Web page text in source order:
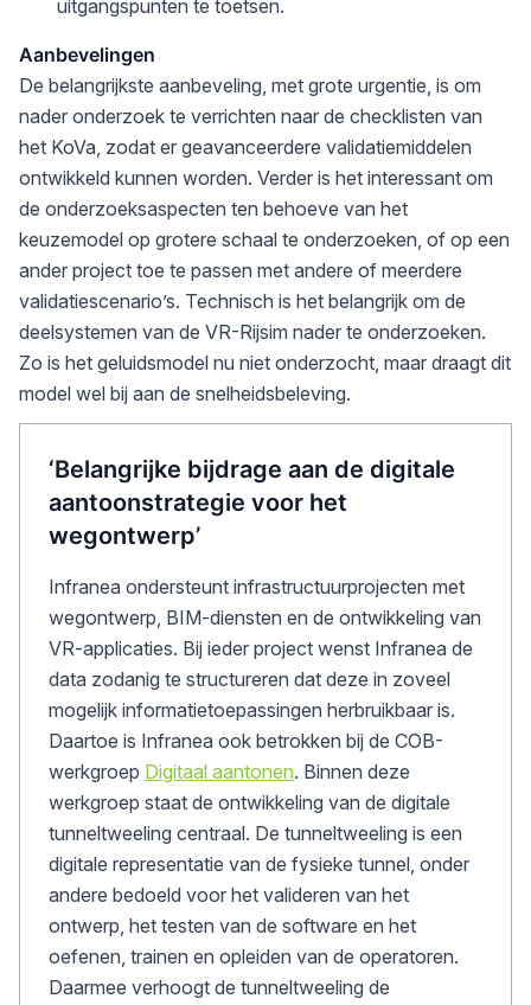
uitgangspunten te toetsen.
Aanbevelingen
De belangrijkste aanbeveling, met grote urgentie, is om
nader onderzoek te verrichten naar de checklisten van
het KoVa, zodat er geavanceerdere validatiemiddelen
ontwikkeld kunnen worden. Verder is het interessant om
de onderzoeksaspecten ten behoeve van het
keuzemodel op grotere schaal te onderzoeken, of op een
ander project toe te passen met andere of meerdere
validatiescenario’s. Technisch is het belangrijk om de
deelsystemen van de VR-Rijsim nader te onderzoeken.
Zo is het geluidsmodel nu niet onderzocht, maar draagt dit
model wel bij aan de snelheidsbeleving.
‘Belangrijke bijdrage aan de digitale
aantoonstrategie voor het
wegontwerp’
Infranea ondersteunt infrastructuurprojecten met
wegontwerp, BIM-diensten en de ontwikkeling van
VR-applicaties. Bij ieder project wenst Infranea de
data zodanig te structureren dat deze in zoveel
mogelijk informatietoepassingen herbruikbaar is.
Daartoe is Infranea ook betrokken bij de COB-
werkgroep Digitaal aantonen. Binnen deze
werkgroep staat de ontwikkeling van de digitale
tunneltweeling centraal. De tunneltweeling is een
digitale representatie van de fysieke tunnel, onder
andere bedoeld voor het valideren van het
ontwerp, het testen van de software en het
oefenen, trainen en opleiden van de operatoren.
Daarmee verhoogt de tunneltweeling de